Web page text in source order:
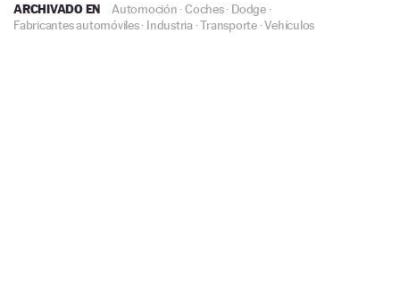
ARCHIVADO EN Automoción ·Coches· Dodge·
Fabricantes automóviles· Industria·Transporte·Vehículos